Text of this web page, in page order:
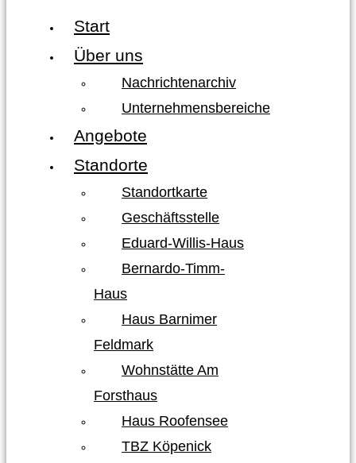
Start
Über uns
Nachrichtenarchiv
Unternehmensbereiche
Angebote
Standorte
Standortkarte
Geschäftsstelle
Eduard-Willis-Haus
Bernardo-Timm-
Haus
Haus Barnimer
Feldmark
Wohnstätte Am
Forsthaus
Haus Roofensee
TBZ Köpenick